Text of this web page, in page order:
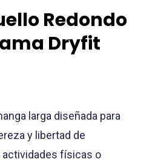
Redondo
Dryfit
larga diseñada para
y libertad de
físicas o